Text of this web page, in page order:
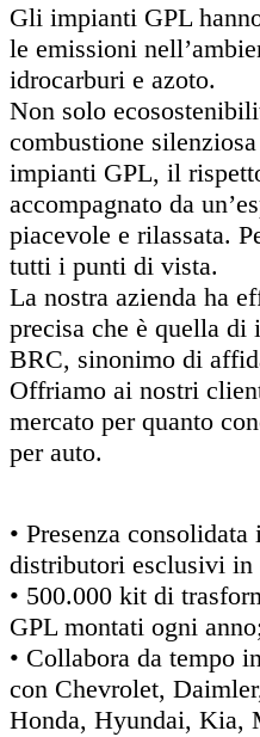
Gli impianti GPL
le emissioni
idrocarburi e azoto.
Non solo
combustione
impianti GPL, il
accompagnato da
piacevole e rilassata.
tutti i punti di vista.
La nostra azienda ha
precisa che è quella di
BRC, sinonimo di
Offriamo ai nostri
mercato per quanto
per auto.
• Presenza
distributori esclusivi in
• 500.000 kit di
GPL montati ogni
• Collabora da tempo
con Chevrolet,
Honda, Hyundai, Kia,